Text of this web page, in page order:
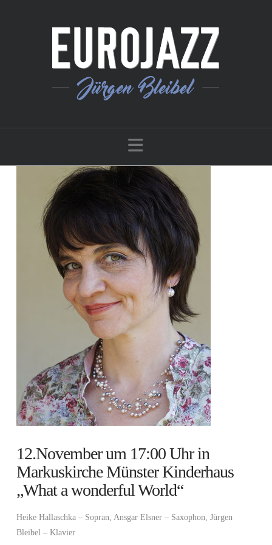
Navigation
12.November um 17:00 Uhr in
Markuskirche Münster Kinderhaus
„What a wonderful World“
Heike Hallaschka – Sopran, Ansgar Elsner – Saxophon, Jürgen
Bleibel – Klavier